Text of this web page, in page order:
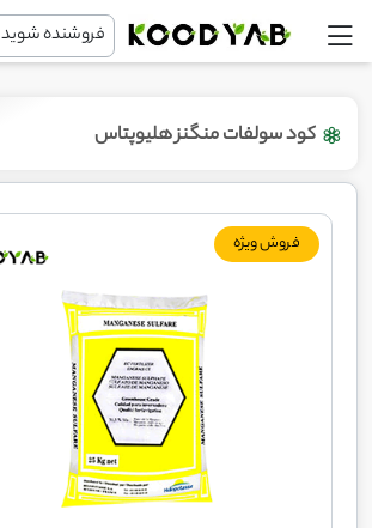
فروشنده شوید
کود سولفات منگنز هلیوپتاس
فروش ویژه